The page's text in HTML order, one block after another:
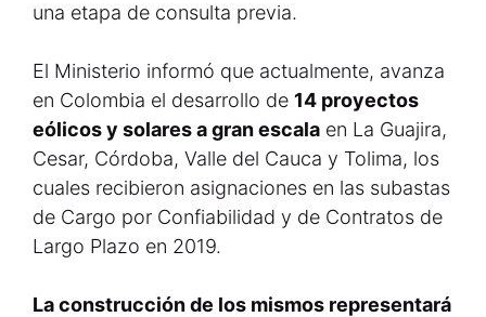
una etapa de consulta previa.
El Ministerio informó que actualmente, avanza
en Colombia el desarrollo de 14 proyectos
eólicos y solares a gran escala en La Guajira,
Cesar, Córdoba, Valle del Cauca y Tolima, los
cuales recibieron asignaciones en las subastas
de Cargo por Confiabilidad y de Contratos de
Largo Plazo en 2019.
La construcción de los mismos representará